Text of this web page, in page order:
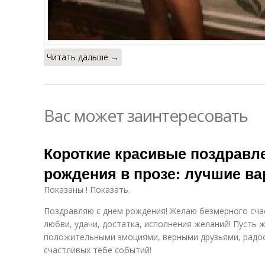
Читать дальше →
Вас может заинтересовать
Короткие красивые
рождения в прозе: лучшие
Показаны ! Показать.
Поздравляю с днем рождения! Желаю безмерного
любви, удачи, достатка, исполнения желаний! Пусть
положительными эмоциями, верными друзьями,
счастливых тебе событий!